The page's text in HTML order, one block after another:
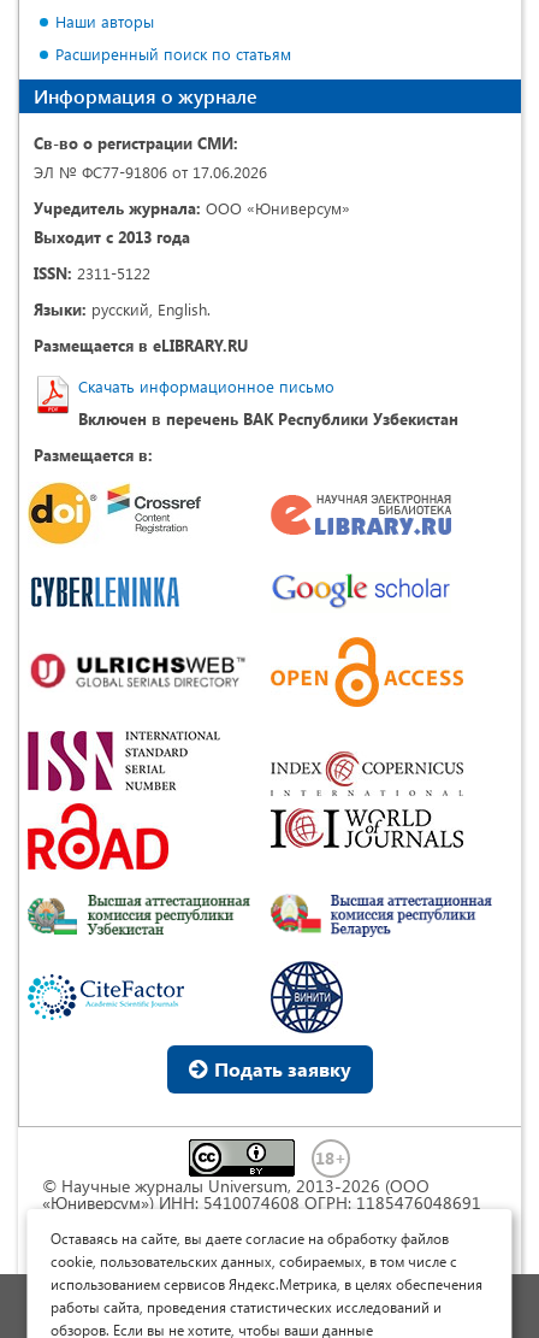
Наши авторы
Расширенный поиск по статьям
Информация о журнале
Св-во о регистрации СМИ:
ЭЛ № ФС77-91806 от 17.06.2026
Учредитель журнала: ООО «Юниверсум»
Выходит с 2013 года
ISSN: 2311-5122
Языки: русский, English.
Размещается в eLIBRARY.RU
Скачать информационное письмо
Включен в перечень ВАК Республики Узбекистан
Размещается в:
Подать заявку
© Научные журналы Universum, 2013-2026 (ООО
«Юниверсум») ИНН: 5410074608 ОГРН: 1185476048691
Commons « Attribution» («Атрибуция») 4.0
Непортированная
Политика обработки персональных данных
Договор оферты
Оставаясь на сайте, вы даете согласие на обработку файлов
cookie, пользовательских данных, собираемых, в том числе с
использованием сервисов Яндекс.Метрика, в целях обеспечения
работы сайта, проведения статистических исследований и
обзоров. Если вы не хотите, чтобы ваши данные